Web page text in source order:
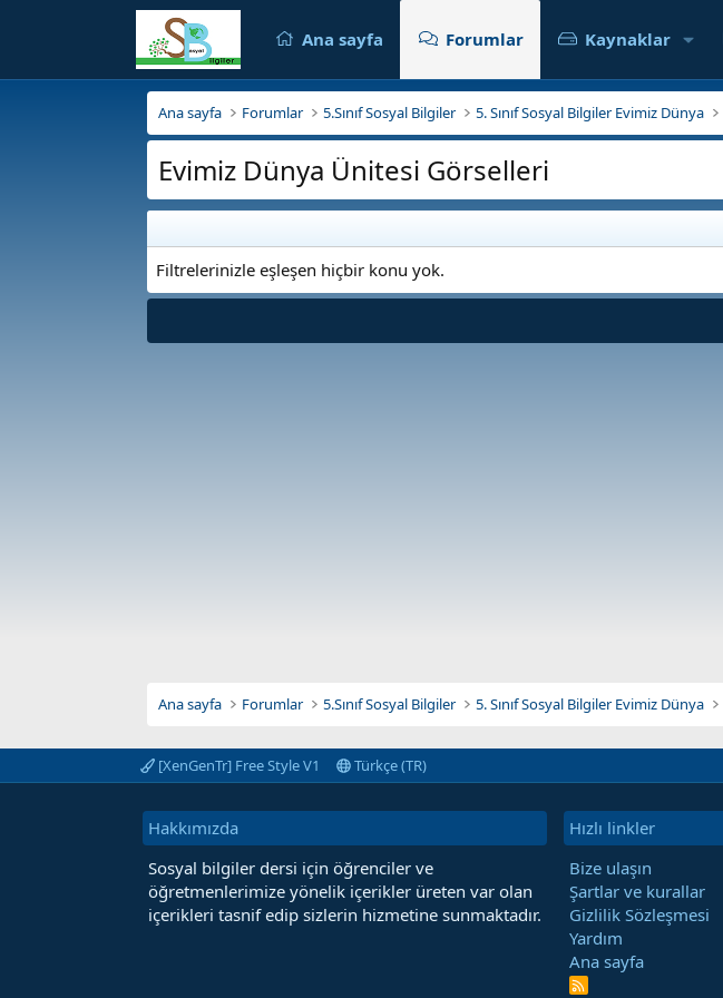
Ana sayfa Forumlar Kaynaklar
Ana sayfa Forumlar 5.Sınıf Sosyal Bilgiler 5. Sınıf Sosyal Bilgiler Evimiz Dünya
Evimiz Dünya Ünitesi Görselleri
Filtrelerinizle eşleşen hiçbir konu yok.
Ana sayfa Forumlar 5.Sınıf Sosyal Bilgiler 5. Sınıf Sosyal Bilgiler Evimiz Dünya
[XenGenTr] Free Style V1 Türkçe (TR)
Hakkımızda
Sosyal bilgiler dersi için öğrenciler ve
öğretmenlerimize yönelik içerikler üreten var olan
içerikleri tasnif edip sizlerin hizmetine sunmaktadır.
Hızlı linkler
Bize ulaşın
Şartlar ve kurallar
Gizlilik Sözleşmesi
Yardım
Ana sayfa
R